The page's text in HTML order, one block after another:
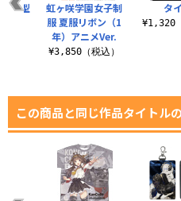
タ
¥1,320
III型
虹ヶ咲学園女子制
服 夏服リボン（1
年）アニメVer.
¥3,850（税込）
この商品と同じ作品タイトル